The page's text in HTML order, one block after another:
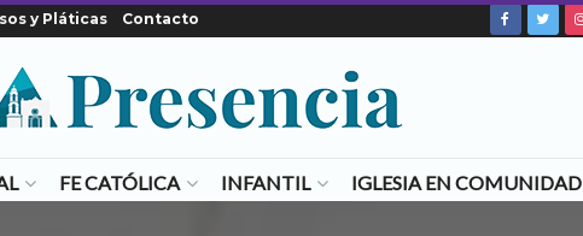
y Pláticas Contacto
FE CATÓLICA INFANTIL IGLESIA EN COMUNIDAD